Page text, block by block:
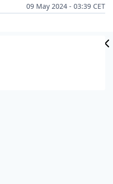
09 May 2024 - 03:39 CET